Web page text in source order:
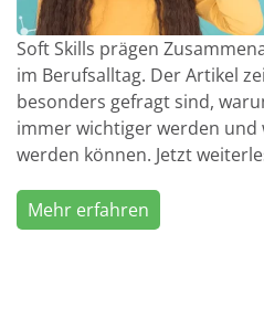
Soft Skills prägen
im Berufsalltag. Der Artikel
besonders gefragt sind,
immer wichtiger werden und
werden können. Jetzt
Mehr erfahren